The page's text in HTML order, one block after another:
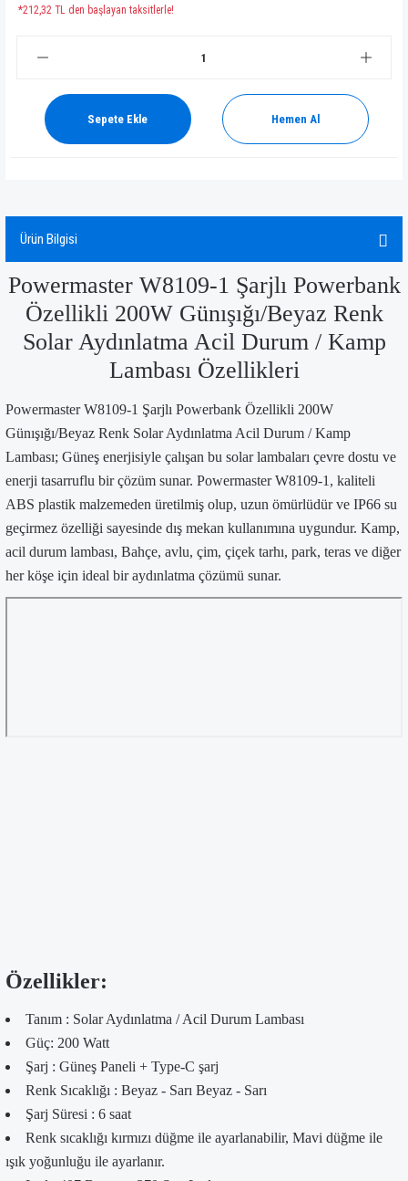
*212,32 TL den başlayan taksitlerle!
Sepete Ekle Hemen Al
Ürün Bilgisi
Powermaster W8109-1 Şarjlı Powerbank
Özellikli 200W Günışığı/Beyaz Renk
Solar Aydınlatma Acil Durum / Kamp
Lambası Özellikleri
Powermaster W8109-1 Şarjlı Powerbank Özellikli 200W
Günışığı/Beyaz Renk Solar Aydınlatma Acil Durum / Kamp
Lambası; Güneş enerjisiyle çalışan bu solar lambaları çevre dostu ve
enerji tasarruflu bir çözüm sunar. Powermaster W8109-1, kaliteli
ABS plastik malzemeden üretilmiş olup, uzun ömürlüdür ve IP66 su
geçirmez özelliği sayesinde dış mekan kullanımına uygundur. Kamp,
acil durum lambası, Bahçe, avlu, çim, çiçek tarhı, park, teras ve diğer
her köşe için ideal bir aydınlatma çözümü sunar.
Özellikler:
Tanım : Solar Aydınlatma / Acil Durum Lambası
Güç: 200 Watt
Şarj : Güneş Paneli + Type-C şarj
Renk Sıcaklığı : Beyaz - Sarı Beyaz - Sarı
Şarj Süresi : 6 saat
Renk sıcaklığı kırmızı düğme ile ayarlanabilir, Mavi düğme ile
ışık yoğunluğu ile ayarlanır.